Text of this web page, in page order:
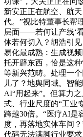
新安正正在航空、航
代。”视比特董事长帮
层面——若何让产线‘看
体若何切入？胡浩引
易化最成熟：生成视
托开辟东西，恰是这
等新兴范畴。处理一
儿了？地舆同域。智
AI“用起来”。但算力
式、行业尺度的“工业
跨越30倍。“医疗AI是
度，再落地实体车间
代码无法满脚行业要